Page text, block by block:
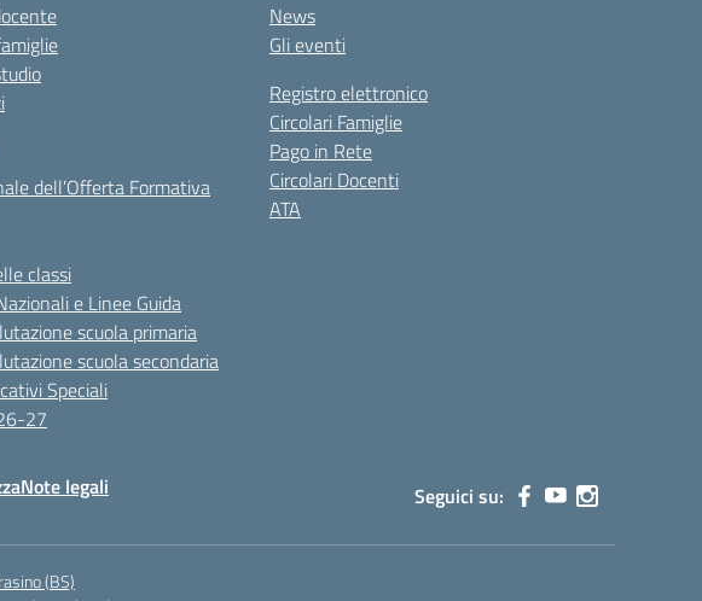
dell’Offerta Formativa
classi
e Linee Guida
scuola primaria
scuola secondaria
Speciali
27
News
Gli eventi
Registro elettronico
Circolari Famiglie
Pago in Rete
Circolari Docenti
ATA
Note legali Seguici su:
(BS)